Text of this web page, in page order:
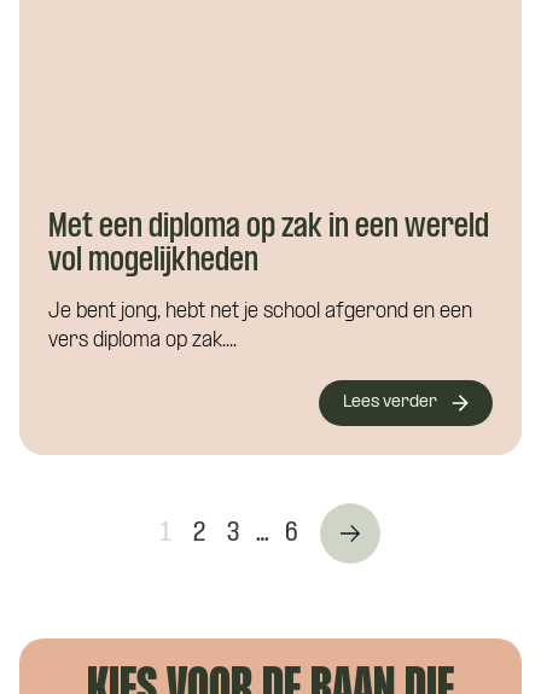
Met een diploma op zak in een wereld
vol mogelijkheden
Je bent jong, hebt net je school afgerond en een
vers diploma op zak....
Lees verder
1 2 3 … 6